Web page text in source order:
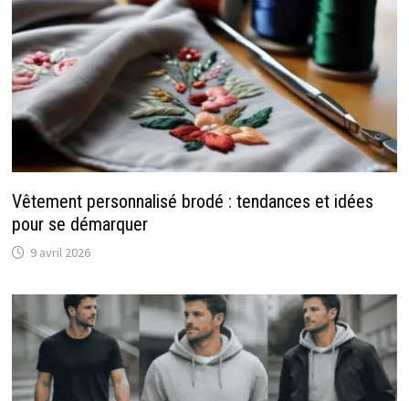
Vêtement personnalisé brodé : tendances et idées
pour se démarquer
9 avril 2026